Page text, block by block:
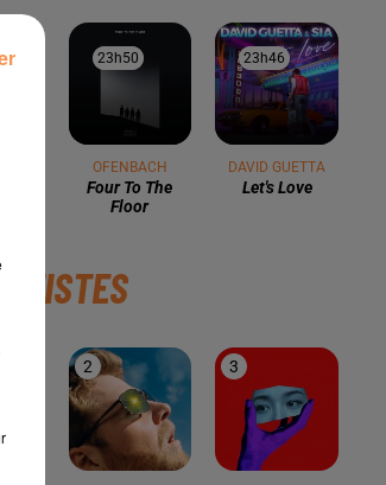
23h50
23h50
OFENBACH
Four To The
Floor
23h46
23h46
DAVID GUETTA
Let's Love
2 3